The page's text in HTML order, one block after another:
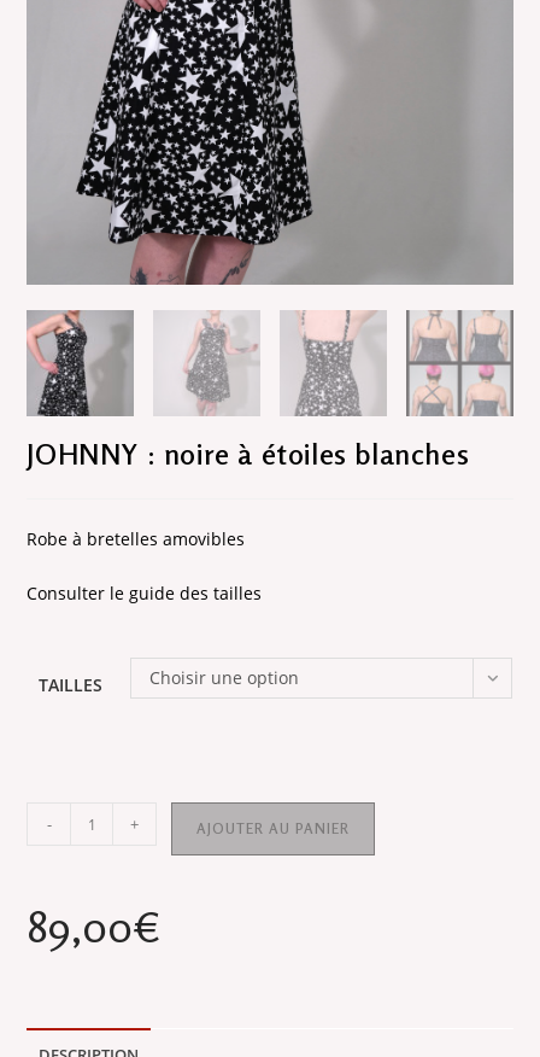
JOHNNY : noire à étoiles blanches
Robe à bretelles amovibles
Consulter le guide des tailles
TAILLES Choisir une option
quantité
noire
blanches
- + AJOUTER AU PANIER
89,00€